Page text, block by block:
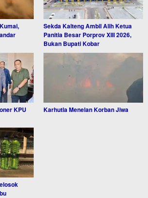
Sekda Kalteng Ambil Alih Ketua
Panitia Besar Porprov XIII 2026,
Bukan Bupati Kobar
KPU
Karhutla Menelan Korban Jiwa